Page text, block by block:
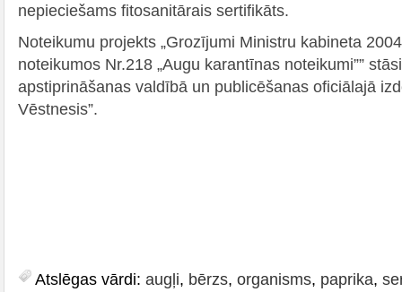
nepieciešams fitosanitārais sertifikāts.
Noteikumu projekts „Grozījumi Ministru kabineta
noteikumos Nr.218 „Augu karantīnas noteikumi””
apstiprināšanas valdībā un publicēšanas oficiālajā
Vēstnesis”.
Atslēgas vārdi: augļi, bērzs, organisms, paprika,